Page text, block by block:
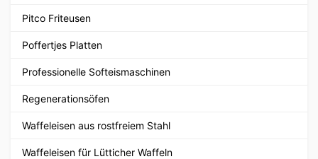
Pitco Friteusen
Poffertjes Platten
Professionelle Softeismaschinen
Regenerationsöfen
Waffeleisen aus rostfreiem Stahl
Waffeleisen für Lütticher Waffeln